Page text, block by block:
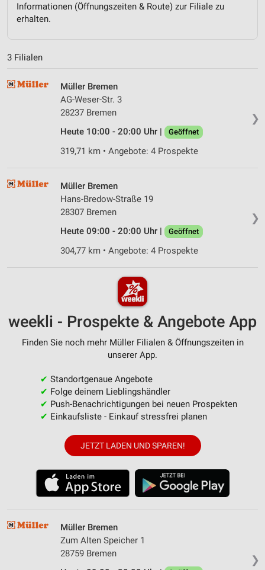
Informationen (Öffnungszeiten & Route) zur Filiale zu
erhalten.
3 Filialen
❯
Müller Bremen
AG-Weser-Str. 3
28237 Bremen
Heute 10:00 - 20:00 Uhr |
Geöffnet
319,71 km • Angebote: 4 Prospekte
❯
Müller Bremen
Hans-Bredow-Straße 19
28307 Bremen
Heute 09:00 - 20:00 Uhr |
Geöffnet
304,77 km • Angebote: 4 Prospekte
weekli - Prospekte & Angebote App
Finden Sie noch mehr Müller Filialen & Öffnungszeiten in
unserer App.
✔ Standortgenaue Angebote
✔ Folge deinem Lieblingshändler
✔ Push-Benachrichtigungen bei neuen Prospekten
✔ Einkaufsliste - Einkauf stressfrei planen
JETZT LADEN UND SPAREN!
❯
Müller Bremen
Zum Alten Speicher 1
28759 Bremen